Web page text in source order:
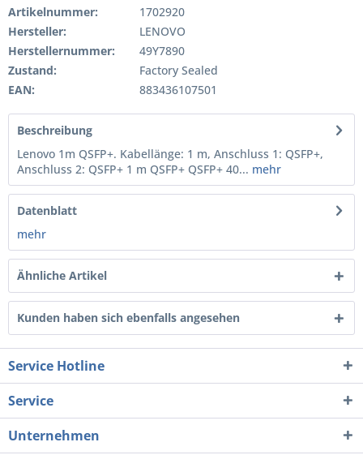
Artikelnummer:
1702920
Hersteller:
LENOVO
Herstellernummer:
49Y7890
Zustand:
Factory Sealed
EAN:
883436107501
Beschreibung
Lenovo 1m QSFP+. Kabellänge: 1 m, Anschluss 1: QSFP+,
Anschluss 2: QSFP+ 1 m QSFP+ QSFP+ 40... mehr
Datenblatt
mehr
Ähnliche Artikel
Kunden haben sich ebenfalls angesehen
Service Hotline
Service
Unternehmen